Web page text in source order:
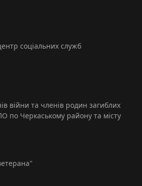
соціальних служб
війни та членів родин загиблих
по Черкаському району та місту